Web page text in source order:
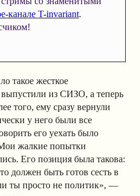
канале T-invariant.
такое жесткое
из СИЗО, а теперь
того, ему сразу вернули
у него были все
его уехать было
жалкие попытки
Его позиция была такова:
должен быть готов сесть в
ты просто не политик», —